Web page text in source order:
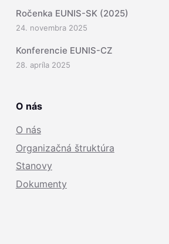
Ročenka EUNIS-SK (2025)
24. novembra 2025
Konferencie EUNIS-CZ
28. apríla 2025
O nás
O nás
Organizačná štruktúra
Stanovy
Dokumenty